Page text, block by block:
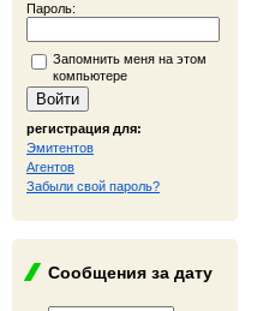
Пароль:
Запомнить меня на этом
компьютере
регистрация для:
Эмитентов
Агентов
Забыли свой пароль?
Сообщения за дату